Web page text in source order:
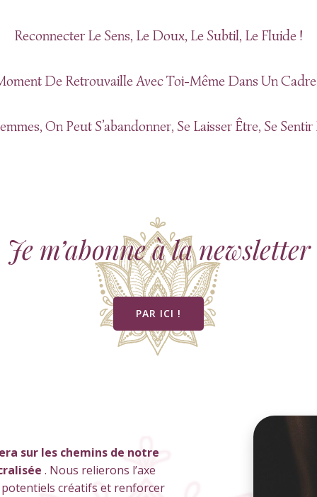
Reconnecter Le Sens, Le Doux, Le Subtil, Le Fluide !
De Retrouvaille Avec Toi-Même Dans Un
On Peut S’abandonner, Se Laisser Être, Se
Je m’abonne à la newsletter
PAR ICI !
sur les chemins de notre
. Nous relierons l’axe
potentiels créatifs et renforcer